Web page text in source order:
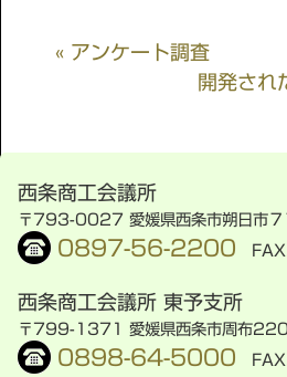
« アンケート調査
開発され
西条商工会議所
〒793-0027 愛媛県西条市朔日市７
0897-56-2200
西条商工会議所 東予支所
〒799-1371 愛媛県西条市周布
0898-64-5000